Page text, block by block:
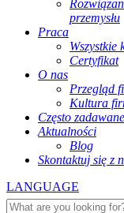
przemysłu
Praca
Wszystkie
Certyfikat
O nas
Przegląd
Kultura
Często
Aktualności
Blog
Skontaktuj się z
LANGUAGE